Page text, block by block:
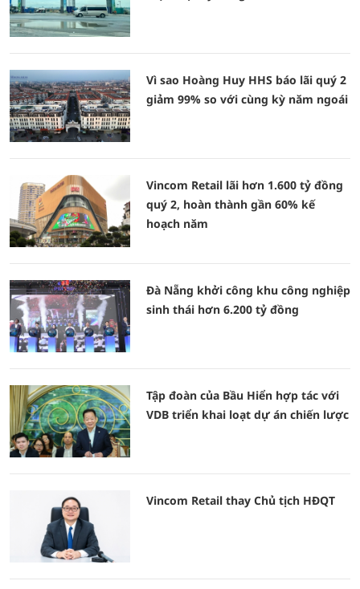
Vì sao Hoàng Huy HHS báo lãi quý 2
giảm 99% so với cùng kỳ năm ngoái
Vincom Retail lãi hơn 1.600 tỷ đồng
quý 2, hoàn thành gần 60% kế
hoạch năm
Đà Nẵng khởi công khu công nghiệp
sinh thái hơn 6.200 tỷ đồng
Tập đoàn của Bầu Hiển hợp tác với
VDB triển khai loạt dự án chiến lược
Vincom Retail thay Chủ tịch HĐQT